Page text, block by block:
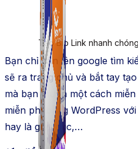
ATP Link
Tạo Bio Link nhanh
Bạn chỉ cần lên google tìm
sẽ ra trang chủ và bắt tay
mà bạn muốn một cách
miễn phí bằng WordPress
hay là giáo dục,…